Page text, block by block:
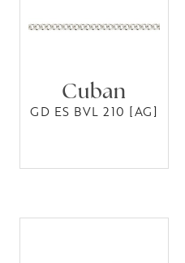
Cuban
GD ES BVL 210 [AG]